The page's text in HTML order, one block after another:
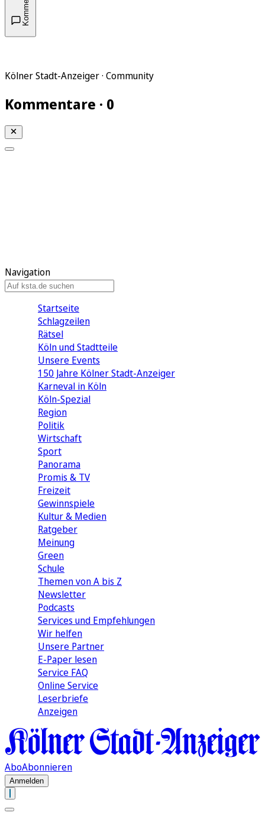
Kölner Stadt-Anzeiger · Community
Kommentare · 0
Navigation
Startseite
Schlagzeilen
Rätsel
Köln und Stadtteile
Unsere Events
150 Jahre Kölner Stadt-Anzeiger
Karneval in Köln
Köln-Spezial
Region
Politik
Wirtschaft
Sport
Panorama
Promis & TV
Freizeit
Gewinnspiele
Kultur & Medien
Ratgeber
Meinung
Green
Schule
Themen von A bis Z
Newsletter
Podcasts
Services und Empfehlungen
Wir helfen
Unsere Partner
E-Paper lesen
Service FAQ
Online Service
Leserbriefe
Anzeigen
AboAbonnieren
Anmelden